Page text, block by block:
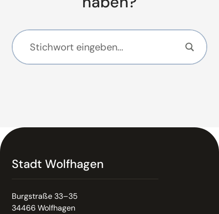
Stadt Wolfhagen
Burgstraße 33–35
34466 Wolfhagen